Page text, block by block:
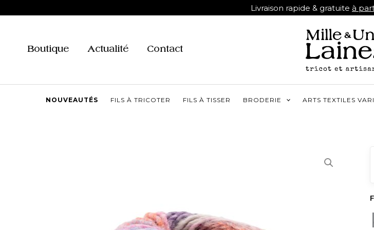
au
Livraison rapide & gratuite à
Boutique Actualité Contact
NOUVEAUTÉS FILS À TRICOTER FILS À TISSER BRODERIE ARTS TEXTILES